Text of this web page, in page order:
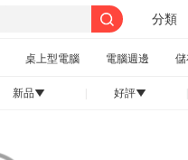
分類
桌上型電腦 電腦週邊
新品󰄢 好評󰄢